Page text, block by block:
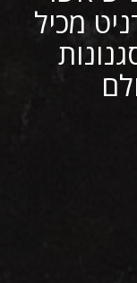
מכיל
וסגנונות